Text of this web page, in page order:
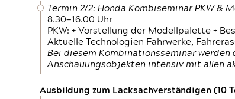
Termin 2/2: Honda Kombiseminar PKW &
8.30—16.00 Uhr
PKW: + Vorstellung der Modellpalette +
Aktuelle Technologien Fahrwerke,
Bei diesem Kombinationsseminar
Anschauungsobjekten intensiv mit allen
Ausbildung zum Lacksachverständigen (10